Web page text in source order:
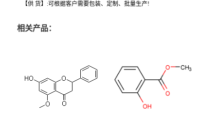
【供 货】:可根据客户需要包装、定制、批量生产!
相关产品：